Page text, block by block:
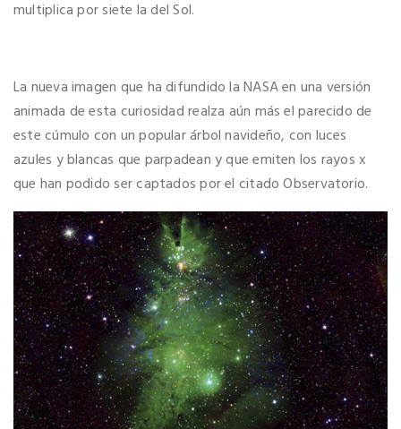
multiplica por siete la del Sol.
La nueva imagen que ha difundido la NASA en una versión
animada de esta curiosidad realza aún más el parecido de
este cúmulo con un popular árbol navideño, con luces
azules y blancas que parpadean y que emiten los rayos x
que han podido ser captados por el citado Observatorio.